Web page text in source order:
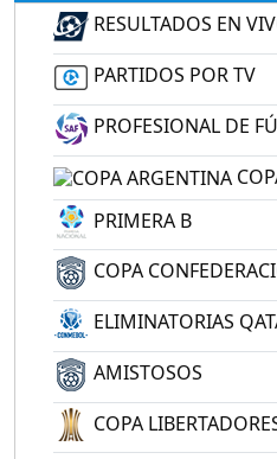
RESULTADOS EN
PARTIDOS POR TV
PROFESIONAL DE
PRIMERA B
COPA
ELIMINATORIAS
AMISTOSOS
COPA